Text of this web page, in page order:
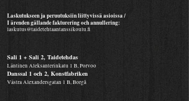
Laskutukseen ja peruutuksiin liittyvissä asioissa /
I ärenden gällande fakturering och annullering:
laskutus@taidetehtaantanssikoulu.fi
Sali 1 + Sali 2, Taidetehdas
Läntinen Aleksanterinkatu 1 B, Porvoo
Danssal 1 och 2, Konstfabriken
Västra Alexandersgatan 1 B, Borgå